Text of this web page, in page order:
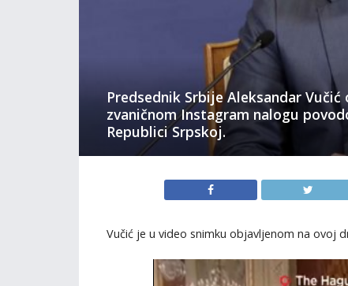
Predsednik Srbije Aleksandar Vučić
zvaničnom Instagram nalogu
Republici Srpskoj.
Vučić je u video snimku objavljenom na ovoj